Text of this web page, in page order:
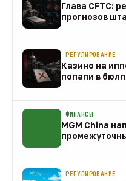
Глава CFTC:
прогнозов
РЕГУЛИРОВАНИЕ
Казино на
попали в
ФИНАНСЫ
MGM China
РЕГУЛИРОВАНИЕ